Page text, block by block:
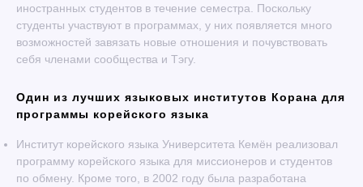
иностранных студентов в течение семестра. Поскольку
студенты участвуют в программах, у них появляется много
возможностей завязать новые отношения и почувствовать
себя членами сообщества и Тэгу.
Один из лучших языковых институтов Корана для
программы корейского языка
Институт корейского языка Университета Кемён реализовал
программу корейского языка для миссионеров и студентов
по обмену. Кроме того, в 2002 году была разработана